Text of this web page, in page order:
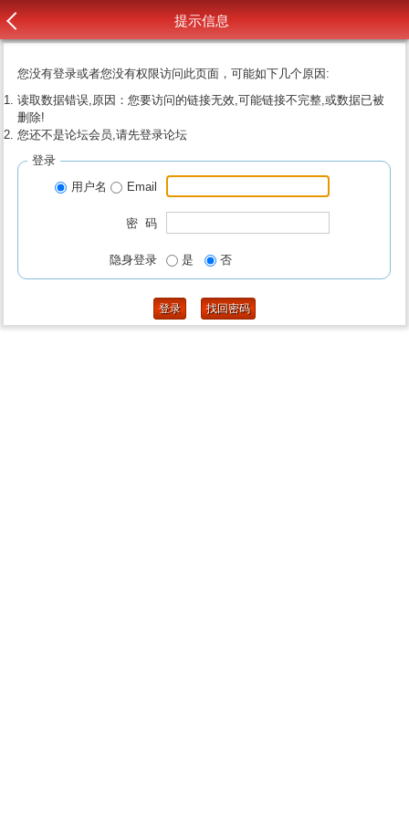
提示信息
您没有登录或者您没有权限访问此页面，可能如下几个原因:
读取数据错误,原因：您要访问的链接无效,可能链接不完整,或数据已被
删除!
您还不是论坛会员,请先登录论坛
登录
用户名
Email
密 码
隐身登录 是 否